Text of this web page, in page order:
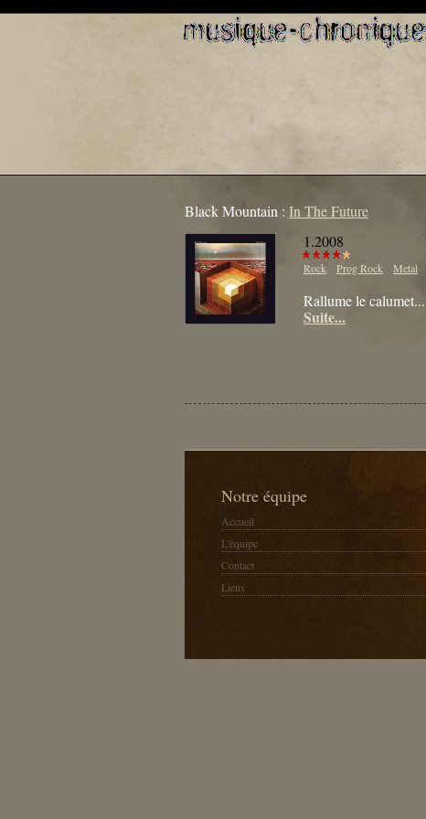
Black Mountain : In The Future
1.2008
Rock Prog Rock Metal
Rallume le calumet...
Suite...
Notre équipe
Accueil
L'équipe
Contact
Liens